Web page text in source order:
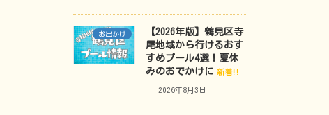
お出かけ
【2026年版】鶴見区寺
尾地域から行けるおす
すめプール4選！夏休
みのおでかけに 新着!!
2026年8月3日